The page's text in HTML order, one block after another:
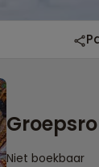
Niet boekbaar